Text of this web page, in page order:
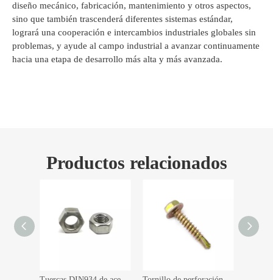
diseño mecánico, fabricación, mantenimiento y otros aspectos,
sino que también trascenderá diferentes sistemas estándar,
logrará una cooperación e intercambios industriales globales sin
problemas, y ayude al campo industrial a avanzar continuamente
hacia una etapa de desarrollo más alta y más avanzada.
Productos relacionados